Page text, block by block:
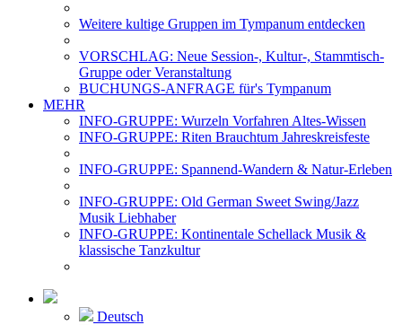
Weitere kultige Gruppen im Tympanum entdecken
VORSCHLAG: Neue Session-, Kultur-, Stammtisch-
Gruppe oder Veranstaltung
BUCHUNGS-ANFRAGE für's Tympanum
MEHR
INFO-GRUPPE: Wurzeln Vorfahren Altes-Wissen
INFO-GRUPPE: Riten Brauchtum Jahreskreisfeste
INFO-GRUPPE: Spannend-Wandern & Natur-Erleben
INFO-GRUPPE: Old German Sweet Swing/Jazz
Musik Liebhaber
INFO-GRUPPE: Kontinentale Schellack Musik &
klassische Tanzkultur
Deutsch